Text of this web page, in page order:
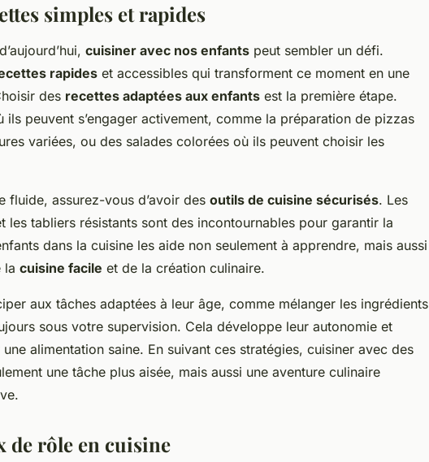
simples et rapides
cuisiner avec nos enfants peut sembler un défi.
rapides et accessibles qui transforment ce moment en une
des recettes adaptées aux enfants est la première étape.
ils peuvent s’engager activement, comme la préparation de pizzas
variées, ou des salades colorées où ils peuvent choisir les
fluide, assurez-vous d’avoir des outils de cuisine sécurisés. Les
les tabliers résistants sont des incontournables pour garantir la
dans la cuisine les aide non seulement à apprendre, mais aussi
la cuisine facile et de la création culinaire.
aux tâches adaptées à leur âge, comme mélanger les ingrédients
sous votre supervision. Cela développe leur autonomie et
alimentation saine. En suivant ces stratégies, cuisiner avec des
une tâche plus aisée, mais aussi une aventure culinaire
de rôle en cuisine